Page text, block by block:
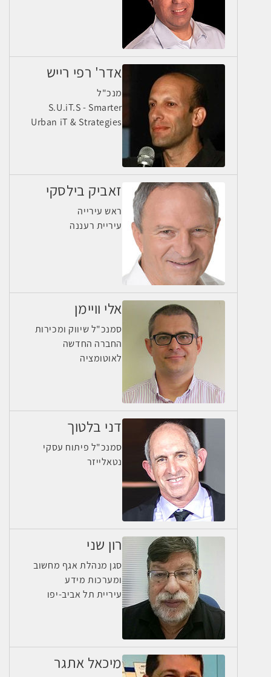
אדר' רפי רייש
מנכ"ל
S.U.iT.S - Smarter
Urban iT & Strategies
זאביק בילסקי
ראש עירייה
עיריית רעננה
אלי וויימן
סמנכ"ל שיווק ומכירות
החברה החדשה
לאוטומציה
דני בלטוך
סמנכ"ל פיתוח עסקי
נטאלייזר
רון שני
סגן מנהלת אגף מחשוב
ומערכות מידע
עיריית תל אביב-יפו
מיכאל אתגר